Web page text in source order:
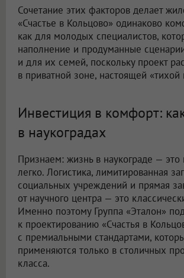
Сочетание этих факторов делает
«Счастье в Кольцово» одинаково
как для молодых специалистов,
наполнение и продуманные
и для их семей, поскольку проект
в приватной зоне, настоящей «тихой
Инвестиция в комфорт:
в наукоградах
Признаем: жизнь в наукограде — это
легко. Логистика, лимитированная
социальных учреждений и прямая
от научного центра — это
Именно поэтому Группа «Эталон»
к проектированию «Счастья в
с премиальными стандартами,
применяются только в столичных
класса.